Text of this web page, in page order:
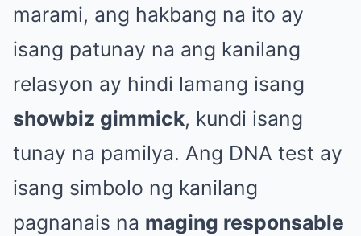
marami, ang hakbang na ito ay
isang patunay na ang kanilang
relasyon ay hindi lamang isang
showbiz gimmick, kundi isang
tunay na pamilya. Ang DNA test ay
isang simbolo ng kanilang
pagnanais na maging responsable